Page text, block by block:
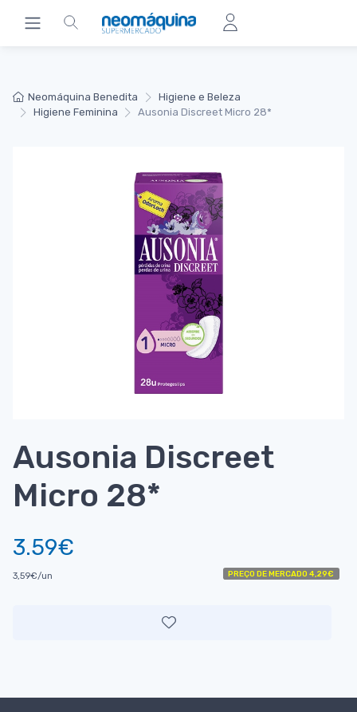
Neomáquina Benedita
Higiene e Beleza
Higiene Feminina
Ausonia Discreet Micro 28*
Ausonia Discreet
Micro 28*
3.59€
3,59€/un PREÇO DE MERCADO 4,29€